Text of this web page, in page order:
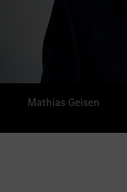
Mathias Geisen